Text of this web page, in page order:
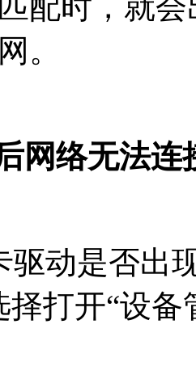
配时，就
。
网络无法连
驱动是否出
择打开“设备